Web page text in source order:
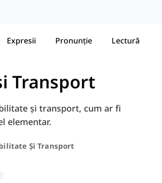
Expresii Pronunție Lectură
Transport
și transport, cum ar fi
elementar.
Și Transport